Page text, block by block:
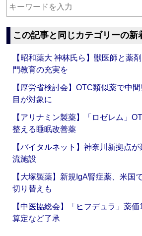
この記事と同じカテゴリーの新
【昭和薬大 神林氏ら】獣医師と薬
門教育の充実を
【厚労省検討会】OTC類似薬で中
目が対象に
【アリナミン製薬】「ロゼレム」
整える睡眠改善薬
【バイタルネット】神奈川新拠点
流施設
【大塚製薬】新規IgA腎症薬、米国
切り替えも
【中医協総会】「ヒフデュラ」薬
算定など了承